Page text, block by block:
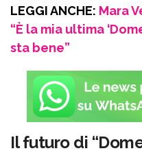
LEGGI ANCHE: Mara
“È la mia ultima
sta bene”
Il futuro di